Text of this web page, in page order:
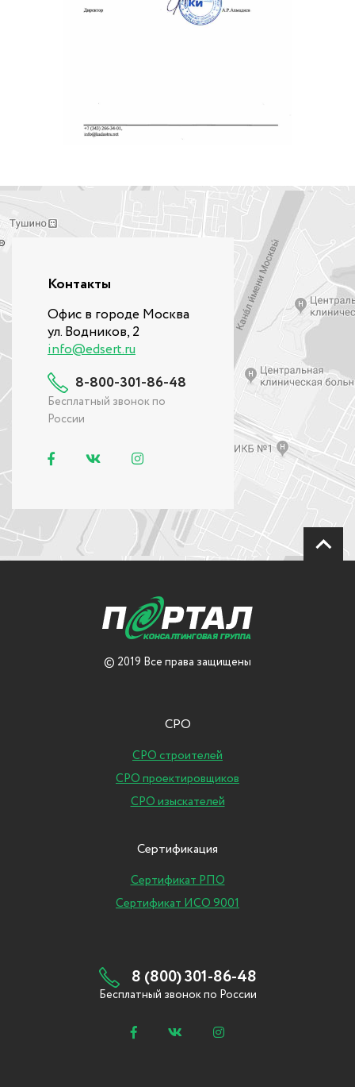
Контакты
Офис в городе Москва
ул. Водников, 2
info@edsert.ru
8-800-301-86-48
Бесплатный звонок по
России
© 2019 Все права защищены
СРО
СРО строителей
СРО проектировщиков
СРО изыскателей
Сертификация
Сертификат РПО
Сертификат ИСО 9001
8 (800) 301-86-48
Бесплатный звонок по России